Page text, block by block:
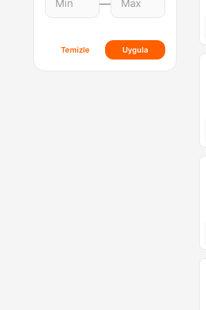
—
Temizle Uygula